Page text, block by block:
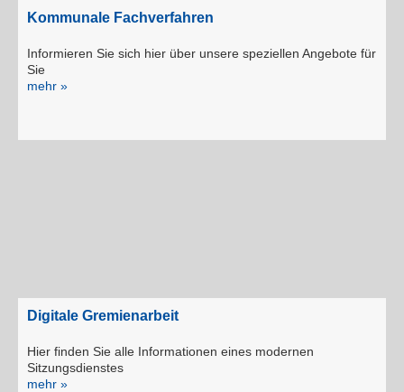
Kommunale Fachverfahren
Informieren Sie sich hier über unsere speziellen Angebote für
Sie
mehr »
Digitale Gremienarbeit
Hier finden Sie alle Informationen eines modernen
Sitzungsdienstes
mehr »